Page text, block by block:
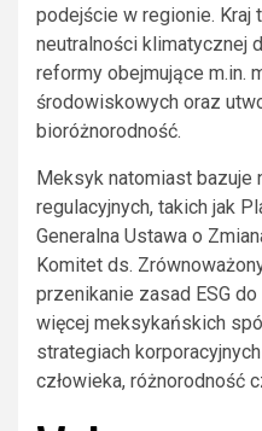
podejście w regionie. Kraj
neutralności klimatycznej
reformy obejmujące m.in.
środowiskowych oraz
bioróżnorodność.
Meksyk natomiast bazuje
regulacyjnych, takich jak
Generalna Ustawa o
Komitet ds.
przenikanie zasad ESG
więcej meksykańskich
strategiach
człowieka, różnorodność